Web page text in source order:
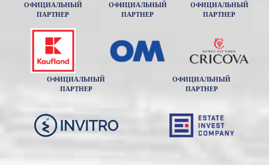
ОФИЦИАЛЬНЫЙ
ПАРТНЕР
ОФИЦИАЛЬНЫЙ
ПАРТНЕР
ОФИЦИАЛЬНЫЙ
ПАРТНЕР
ОФИЦИАЛЬНЫЙ
ПАРТНЕР
ОФИЦИАЛЬНЫЙ
ПАРТНЕР